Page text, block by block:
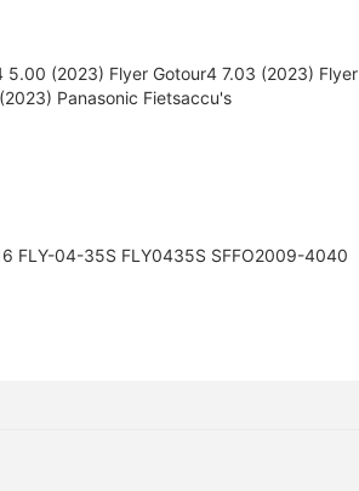
(2023) Flyer Gotour4 7.03 (2023) Flyer
Panasonic Fietsaccu's
FLY-04-35S FLY0435S SFFO2009-4040